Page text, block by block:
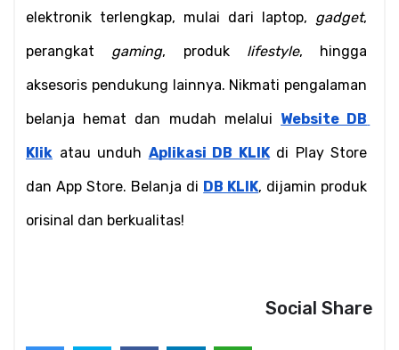
elektronik terlengkap, mulai dari laptop, gadget,
perangkat gaming, produk lifestyle, hingga
aksesoris pendukung lainnya. Nikmati pengalaman
belanja hemat dan mudah melalui Website DB
Klik atau unduh Aplikasi DB KLIK di Play Store
dan App Store. Belanja di DB KLIK, dijamin produk
orisinal dan berkualitas!
Social Share